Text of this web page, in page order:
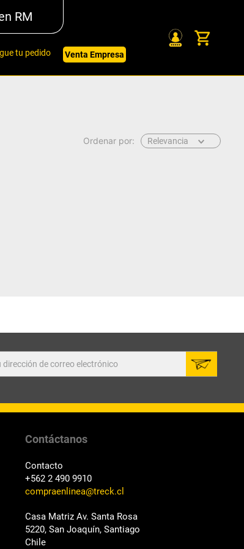
RM
tu pedido Venta Empresa
Relevancia
Contáctanos
Contacto
+562 2 490 9910
compraenlinea@treck.cl
Casa Matriz Av. Santa Rosa
5220, San Joaquín, Santiago
Chile